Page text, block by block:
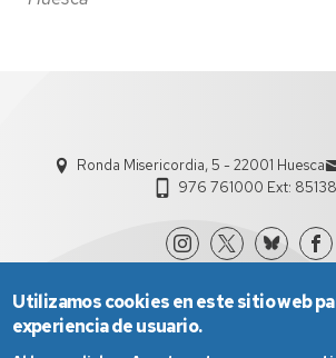
Ronda Misericordia, 5 - 22001 Huesca
976 761000 Ext:
Utilizamos cookies en este sitio web
experiencia de usuario.